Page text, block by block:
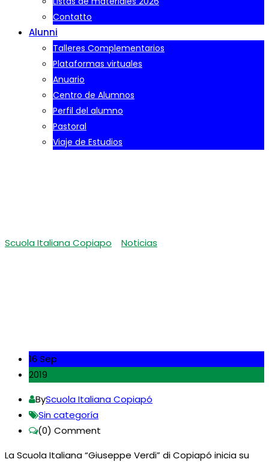
Contatto
Alunni
Talleres Complementarios
Plataformas virtuales
Anuario
Centro de Alumnos
Perfil del alumno
Pastoral
Viaje de Estudios
Scuola Italiana Copiapo Noticias
16 Sep
2019
ByScuola Italiana Copiapó
Sin categoría
(0) Comment
La Scuola Italiana “Giuseppe Verdi” di Copiapó inicia su